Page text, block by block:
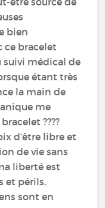
bien
ce bracelet
médical de
étant très
la main de
me
????
d’être libre et
de vie sans
liberté est
et périls,
sont en